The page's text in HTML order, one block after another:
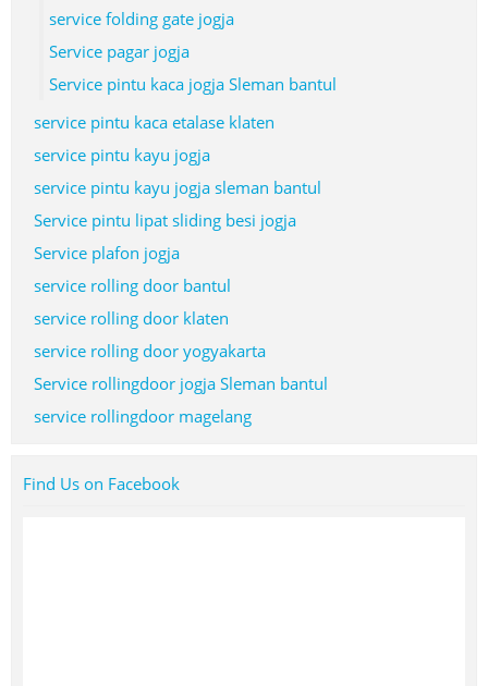
service folding gate jogja
Service pagar jogja
Service pintu kaca jogja Sleman bantul
service pintu kaca etalase klaten
service pintu kayu jogja
service pintu kayu jogja sleman bantul
Service pintu lipat sliding besi jogja
Service plafon jogja
service rolling door bantul
service rolling door klaten
service rolling door yogyakarta
Service rollingdoor jogja Sleman bantul
service rollingdoor magelang
Find Us on Facebook